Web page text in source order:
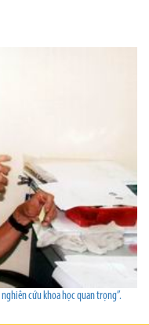
nghiên cứu khoa học quan trọng”.